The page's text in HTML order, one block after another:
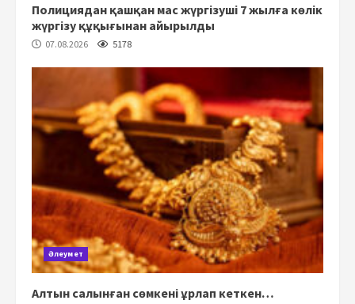
Полициядан қашқан мас жүргізуші 7 жылға көлік
жүргізу құқығынан айырылды
07.08.2026 5178
Әлеумет
Алтын салынған сөмкені ұрлап кеткен…